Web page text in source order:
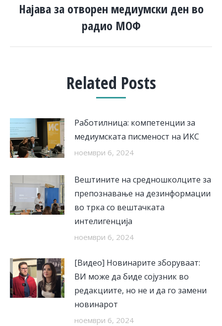
Next
post:
Најава за отворен медиумски ден во
радио МОФ
Related Posts
Работилница: компетенции за
медиумската писменост на ИКС
ноември 6, 2024
Вештините на средношколците за
препознавање на дезинформации
во трка со вештачката
интелигенција
ноември 6, 2024
[Видео] Новинарите зборуваат:
ВИ може да биде сојузник во
редакциите, но не и да го замени
новинарот
ноември 6, 2024